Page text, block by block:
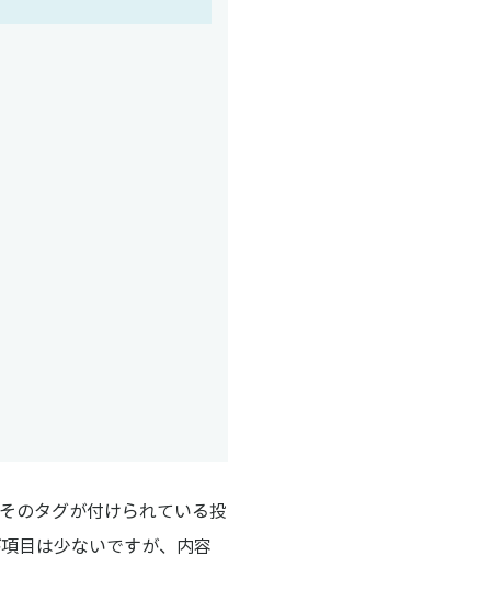
そのタグが付けられている投
目は少ないですが、内容